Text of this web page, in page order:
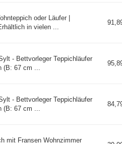
oder Läufer |
in vielen ...
- Bettvorleger Teppichläufer
67 cm ...
- Bettvorleger Teppichläufer
67 cm ...
mit Fransen Wohnzimmer